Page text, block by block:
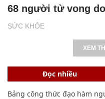
SỨC KHỎE
68 người tử vong
XEM
Đọc nhiều
Bảng công thức đạo hàm